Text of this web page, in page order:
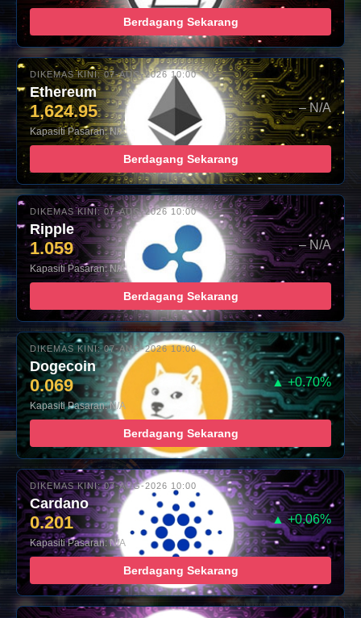
Berdagang Sekarang
DIKEMAS KINI: 07-AUG-2026 10:00
Ethereum
1,624.95 – N/A
Kapasiti Pasaran: N/A
Berdagang Sekarang
DIKEMAS KINI: 07-AUG-2026 10:00
Ripple
1.059 – N/A
Kapasiti Pasaran: N/A
Berdagang Sekarang
DIKEMAS KINI: 07-AUG-2026 10:00
Dogecoin
0.069 ▲ +0.70%
Kapasiti Pasaran: N/A
Berdagang Sekarang
DIKEMAS KINI: 07-AUG-2026 10:00
Cardano
0.201 ▲ +0.06%
Kapasiti Pasaran: N/A
Berdagang Sekarang